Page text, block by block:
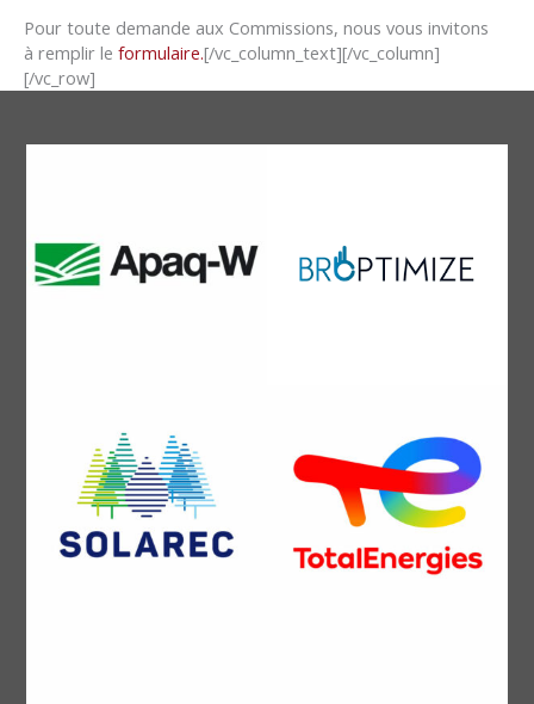
Pour toute demande aux Commissions, nous vous invitons
à remplir le formulaire.[/vc_column_text][/vc_column]
[/vc_row]